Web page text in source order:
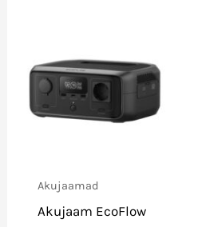
Akujaamad
Akujaam EcoFlow